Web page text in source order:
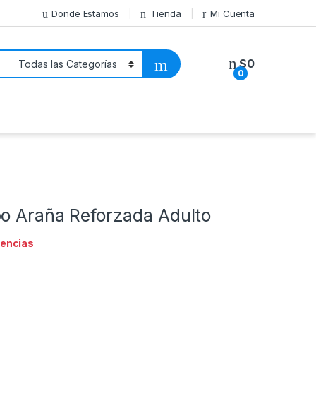
Donde Estamos Tienda Mi Cuenta
0
$0
Araña Reforzada Adulto